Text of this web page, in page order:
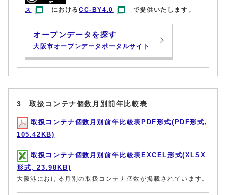
ス
におけるCC-BY4.0 で提供いたします。
オープンデータを探す
大阪市オープンデータポータルサイト
3 取扱コンテナ個数月別前年比較表
取扱コンテナ個数月別前年比較表PDF形式(PDF形式,
105.42KB)
取扱コンテナ個数月別前年比較表EXCEL形式(XLSX
形式, 23.98KB)
大阪港における月別の取扱コンテナ個数が掲載されています。